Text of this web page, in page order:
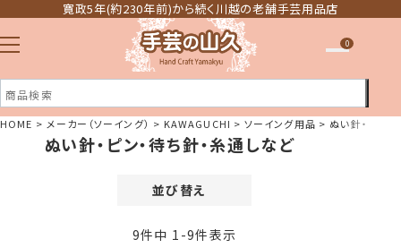
寛政5年(約230年前)から続く川越の老舗手芸用品店
注文履歴
0
HOME メーカー（ソーイング） KAWAGUCHI ソーイング用品 ぬい針・ピン
ぬい針・ピン・待ち針・糸通しなど
並び替え
価格が高い順
9件中 1 -9件表示